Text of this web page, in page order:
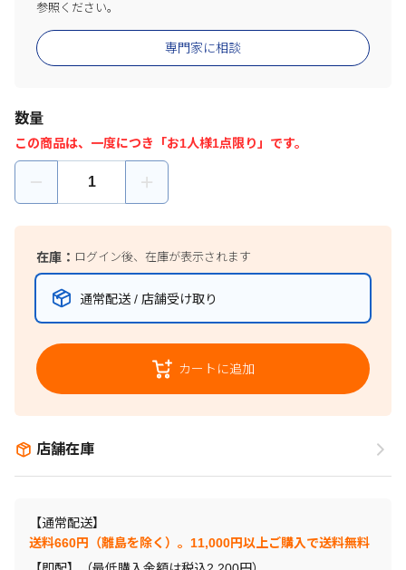
専門家に相談
参照ください。
数量
この商品は、一度につき「お1人様1点限り」です。
在庫： ログイン後、在庫が表示されます
通常配送 / 店舗受け取り
カートに追加
店舗在庫
【通常配送】
送料660円（離島を除く）。11,000円以上ご購入で送料無料